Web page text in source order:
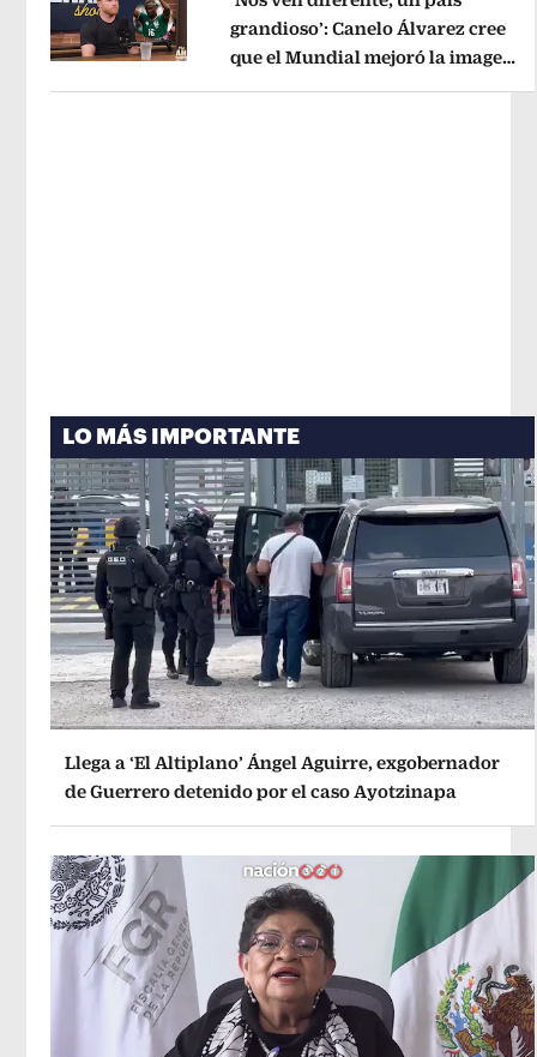
grandioso’: Canelo Álvarez cree
que el Mundial mejoró la imagen
LO MÁS IMPORTANTE
Llega a ‘El Altiplano’ Ángel Aguirre, exgobernador
de Guerrero detenido por el caso Ayotzinapa